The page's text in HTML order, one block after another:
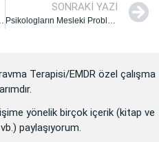
Eğitim Programı: 8. Bölüm
SONRAKI YAZI
Psikologların Mesleki Problemlerine Somut Çözüm Önerileri
Terapisi/EMDR özel çalışma
yönelik birçok içerik (kitap ve
paylaşıyorum.